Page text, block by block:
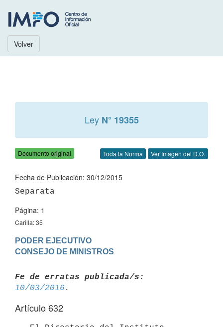
Volver
Ley N° 19355
Documento original Toda la Norma Ver Imagen del D.O.
Fecha de Publicación: 30/12/2015
Página: 1
Carilla: 35
PODER EJECUTIVO
Fe de erratas publicada/s:
10/03/2016
Artículo 632